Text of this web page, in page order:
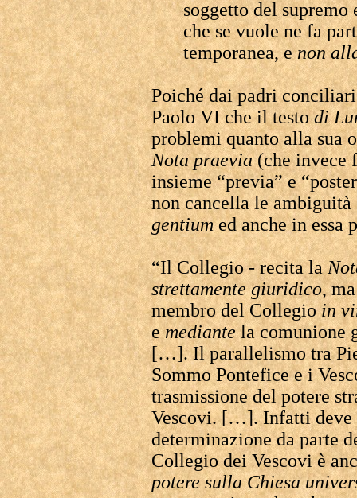
soggetto del supremo
che se vuole ne fa
temporanea, enon
Poiché dai padri
Paolo VI che il testodi
problemi quanto alla sua
Nota praevia(che invece
insieme “previa” e
non cancella le
gentiumed anche in essa
“Il Collegio - recita la
strettamente giuridico,
membro del Collegioin
emediantela comunione
[…]. Il parallelismo tra
Sommo Pontefice e i
trasmissione del potere
Vescovi. […]. Infatti deve
determinazione da parte
Collegio dei Vescovi è
potere sulla Chiesa